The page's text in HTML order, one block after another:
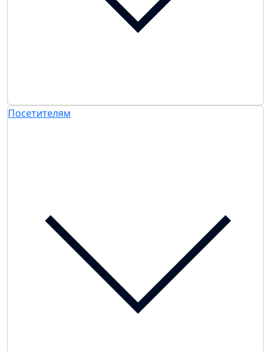
Посетителям